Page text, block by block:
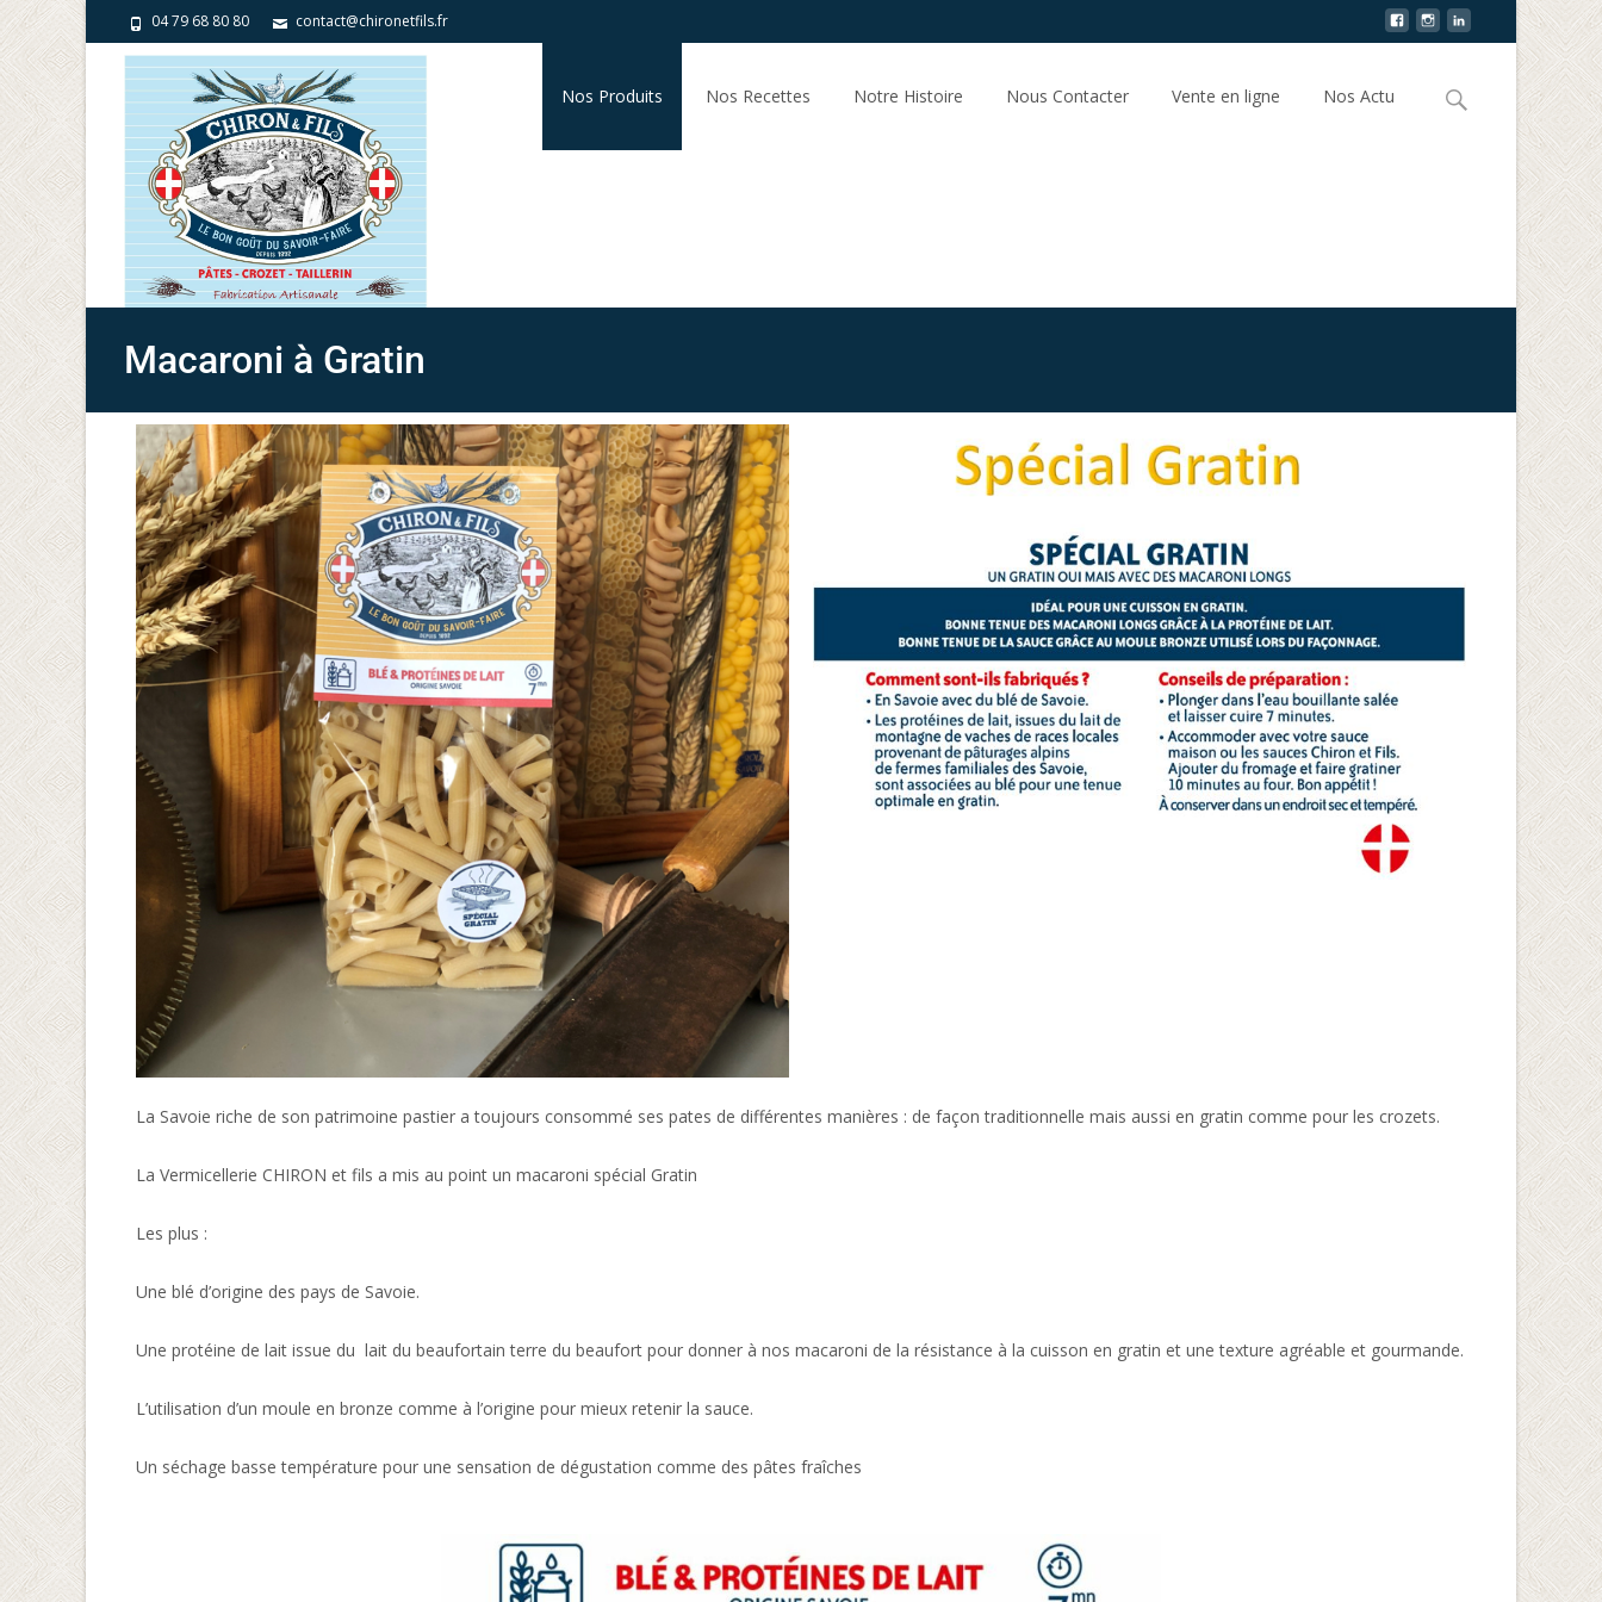
04 79 68 80 80 contact@chironetfils.fr
Nos Produits Nos Recettes Notre Histoire Nous Contacter Vente en ligne Nos Actu
Macaroni à Gratin
La Savoie riche de son patrimoine pastier a toujours consommé ses pates de différentes manières : de façon traditionnelle mais aussi en gratin comme pour les crozets.
La Vermicellerie CHIRON et fils a mis au point un macaroni spécial Gratin
Les plus :
Une blé d’origine des pays de Savoie.
Une protéine de lait issue du lait du beaufortain terre du beaufort pour donner à nos macaroni de la résistance à la cuisson en gratin et une texture agréable et gourmande.
L’utilisation d’un moule en bronze comme à l’origine pour mieux retenir la sauce.
Un séchage basse température pour une sensation de dégustation comme des pâtes fraîches